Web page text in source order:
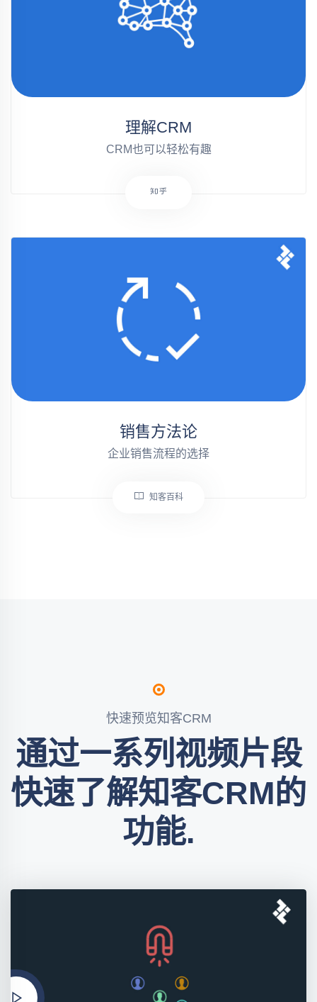
理解CRM
CRM也可以轻松有趣
销售方法论
企业销售流程的选择
知客百科
快速预览知客CRM
通过一系列视频片段
快速了解知客CRM的
功能.